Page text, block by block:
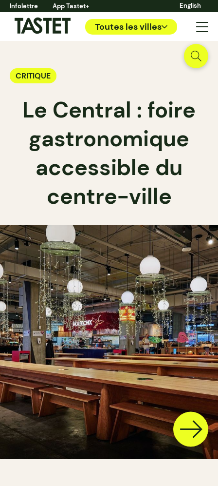
Infolettre App Tastet+ English
Toutes les villes
CRITIQUE
Le Central : foire
gastronomique
accessible du
centre-ville